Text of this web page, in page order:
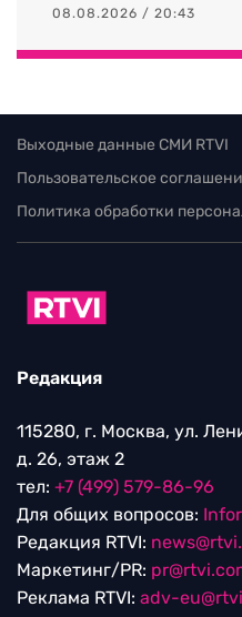
08.08.2026 / 20:43
Выходные данные СМИ RTVI
Пользовательское
Политика обработки
Редакция
115280, г. Москва, ул.
д. 26, этаж 2
тел: +7 (499) 579-86-96
Для общих вопросов:
Редакция RTVI:
Маркетинг/PR:
Реклама RTVI: adv-